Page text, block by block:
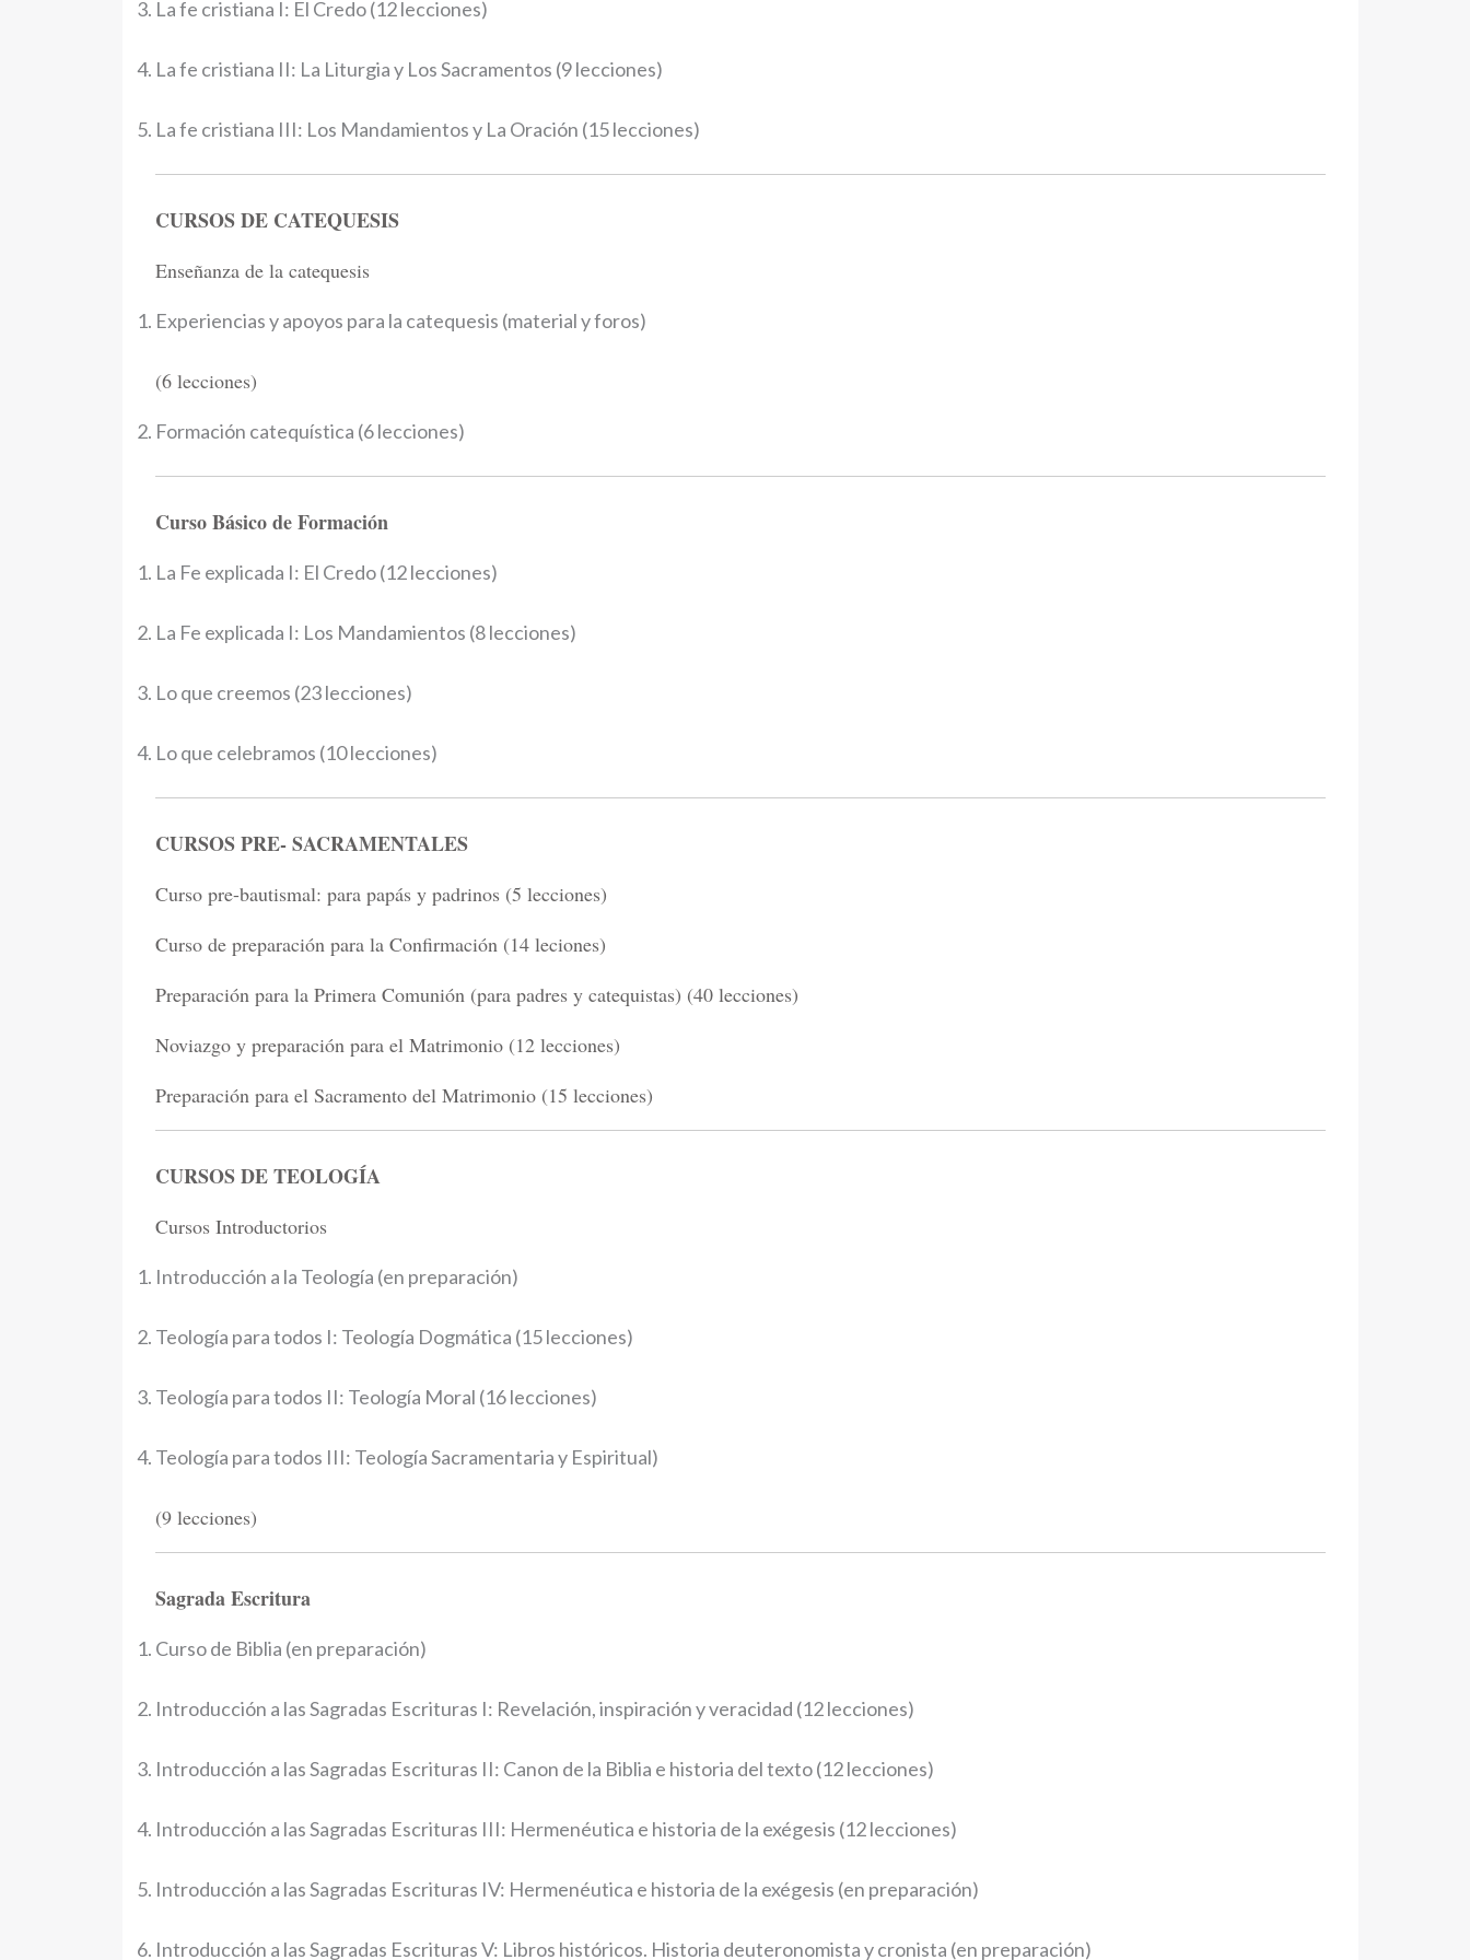
La fe cristiana I: El Credo (12 lecciones)
La fe cristiana II: La Liturgia y Los Sacramentos (9 lecciones)
La fe cristiana III: Los Mandamientos y La Oración (15 lecciones)
CURSOS DE CATEQUESIS
Enseñanza de la catequesis
Experiencias y apoyos para la catequesis (material y foros)
(6 lecciones)
Formación catequística (6 lecciones)
Curso Básico de Formación
La Fe explicada I: El Credo (12 lecciones)
La Fe explicada I: Los Mandamientos (8 lecciones)
Lo que creemos (23 lecciones)
Lo que celebramos (10 lecciones)
CURSOS PRE- SACRAMENTALES
Curso pre-bautismal: para papás y padrinos (5 lecciones)
Curso de preparación para la Confirmación (14 leciones)
Preparación para la Primera Comunión (para padres y catequistas) (40 lecciones)
Noviazgo y preparación para el Matrimonio (12 lecciones)
Preparación para el Sacramento del Matrimonio (15 lecciones)
CURSOS DE TEOLOGÍA
Cursos Introductorios
Introducción a la Teología (en preparación)
Teología para todos I: Teología Dogmática (15 lecciones)
Teología para todos II: Teología Moral (16 lecciones)
Teología para todos III: Teología Sacramentaria y Espiritual)
(9 lecciones)
Sagrada Escritura
Curso de Biblia (en preparación)
Introducción a las Sagradas Escrituras I: Revelación, inspiración y veracidad (12 lecciones)
Introducción a las Sagradas Escrituras II: Canon de la Biblia e historia del texto (12 lecciones)
Introducción a las Sagradas Escrituras III: Hermenéutica e historia de la exégesis (12 lecciones)
Introducción a las Sagradas Escrituras IV: Hermenéutica e historia de la exégesis (en preparación)
Introducción a las Sagradas Escrituras V: Libros históricos. Historia deuteronomista y cronista (en preparación)